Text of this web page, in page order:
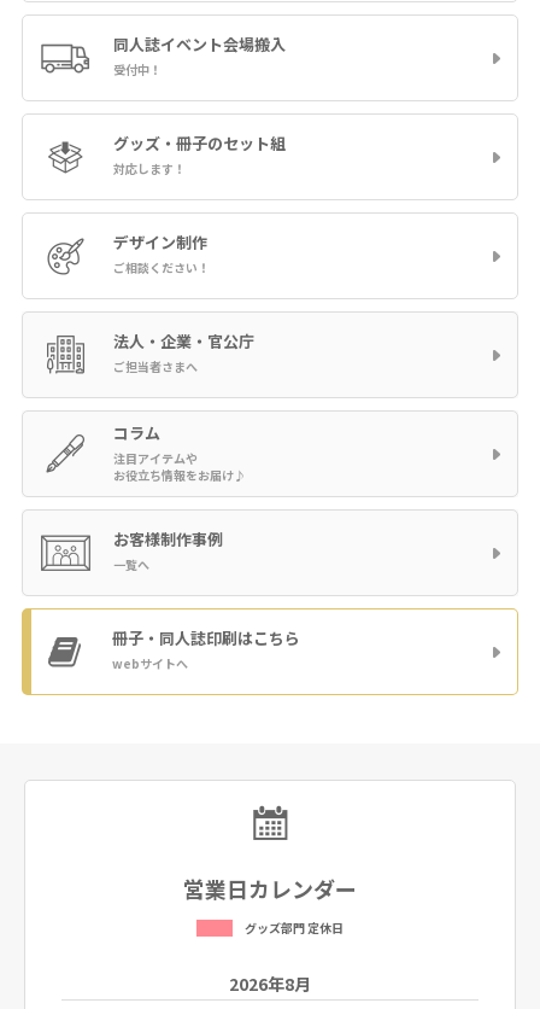
同人誌イベント会場搬入
受付中！
グッズ・冊子のセット組
対応します！
デザイン制作
ご相談ください！
法人・企業・官公庁
ご担当者さまへ
コラム
注目アイテムや
お役立ち情報をお届け♪
お客様制作事例
一覧へ
冊子・同人誌印刷はこちら
webサイトへ
営業日カレンダー
グッズ部門 定休日
2026年8月